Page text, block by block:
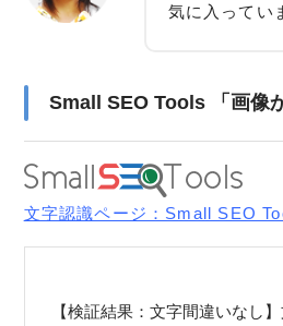
気に入ってい
Small SEO Tools 「画像
文字認識ページ：Small SEO
【検証結果：文字間違いなし